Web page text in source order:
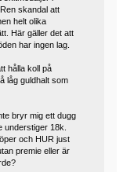
skandal att
helt olika
Här gäller det att
har ingen lag.
hålla koll på
låg guldhalt som
bryr mig ett dugg
understiger 18k.
och HUR just
premie eller är